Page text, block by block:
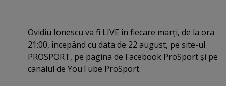
Ovidiu Ionescu va fi LIVE în fiecare marţi, de la ora
21:00, începând cu data de 22 august, pe site-ul
PROSPORT, pe pagina de Facebook ProSport şi pe
canalul de YouTube ProSport.